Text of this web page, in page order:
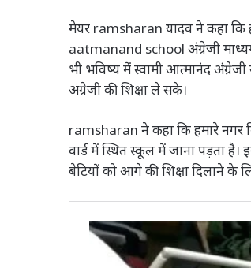
मेयर ramsharan यादव ने कहा कि
aatmanand school अंग्रेजी
भी भविष्य में स्वामी आत्मानंद अंग्रेजी
अंग्रेजी की शिक्षा ले सके।
ramsharan ने कहा कि हमारे नगर
वार्ड में स्थित स्कूल में जाना पड़ता
बेटियों को आगे की शिक्षा दिलाने के